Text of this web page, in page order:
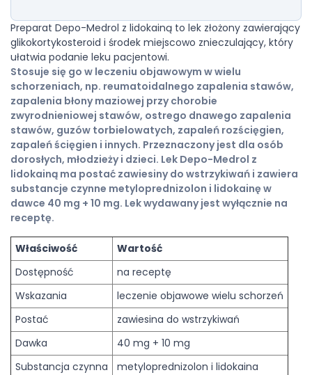
Preparat Depo-Medrol z lidokainą to lek złożony zawierający
glikokortykosteroid i środek miejscowo znieczulający, który
ułatwia podanie leku pacjentowi.
Stosuje się go w leczeniu objawowym w wielu
schorzeniach, np. reumatoidalnego zapalenia stawów,
zapalenia błony maziowej przy chorobie
zwyrodnieniowej stawów, ostrego dnawego zapalenia
stawów, guzów torbielowatych, zapaleń rozścięgien,
zapaleń ścięgien i innych. Przeznaczony jest dla osób
dorosłych, młodzieży i dzieci. Lek Depo-Medrol z
lidokainą ma postać zawiesiny do wstrzykiwań i zawiera
substancje czynne metyloprednizolon i lidokainę w
dawce 40 mg + 10 mg. Lek wydawany jest wyłącznie na
receptę.
Właściwość
Wartość
Dostępność
na receptę
Wskazania
leczenie objawowe wielu schorzeń
Postać
zawiesina do wstrzykiwań
Dawka
40 mg + 10 mg
Substancja czynna
metyloprednizolon i lidokaina